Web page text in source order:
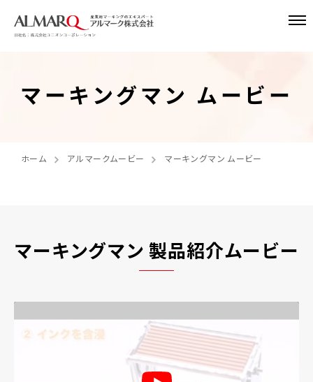
マーキングマン ムービー
ホーム アルマークムービー マーキングマン ムービー
マーキングマン 製品紹介ムービー